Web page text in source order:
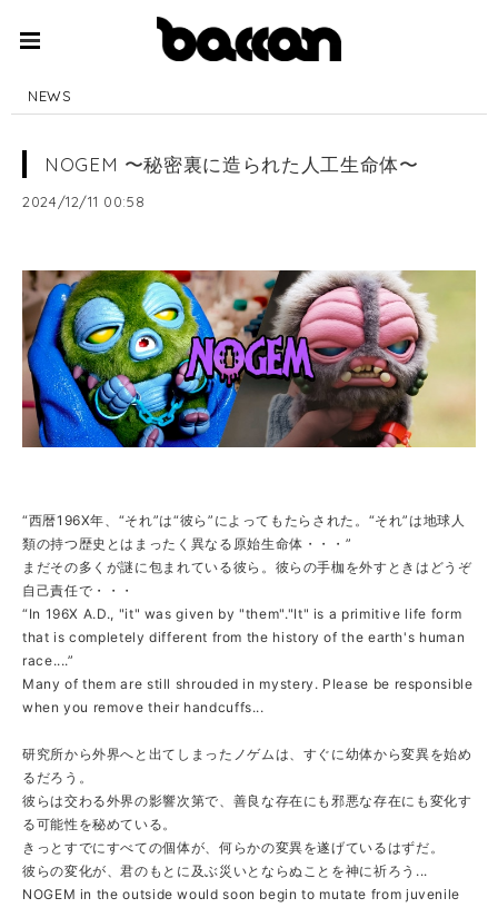
NEWS
NOGEM 〜秘密裏に造られた人工生命体〜
2024/12/11 00:58
“西暦196X年、“それ”は“彼ら”によってもたらされた。“それ”は地球人
類の持つ歴史とはまったく異なる原始生命体・・・ ”
まだその多くが謎に包まれている彼ら。彼らの手枷を外すときはどうぞ
自己責任で・・・
“In 196X A.D., "it" was given by "them"."It" is a primitive life form
that is completely different from the history of the earth's human
race....”
Many of them are still shrouded in mystery. Please be responsible
when you remove their handcuffs...
研究所から外界へと出てしまったノゲムは、すぐに幼体から変異を始め
るだろう。
彼らは交わる外界の影響次第で、善良な存在にも邪悪な存在にも変化す
る可能性を秘めている。
きっとすでにすべての個体が、何らかの変異を遂げているはずだ。
彼らの変化が、君のもとに及ぶ災いとならぬことを神に祈ろう...
NOGEM in the outside would soon begin to mutate from juvenile